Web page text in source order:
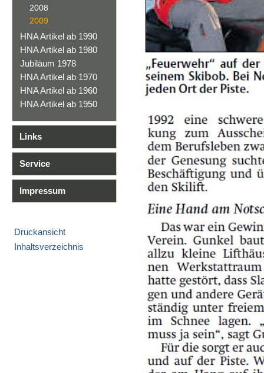
2008
2009
HNA Artikel ab 1990
HNA Artikel ab 1980
Jubiläum 1978
HNA Artikel ab 1970
HNA Artikel ab 1960
HNA Artikel ab 1950
Links
Service
Impressum
Druckansicht
Inhaltsverzeichnis